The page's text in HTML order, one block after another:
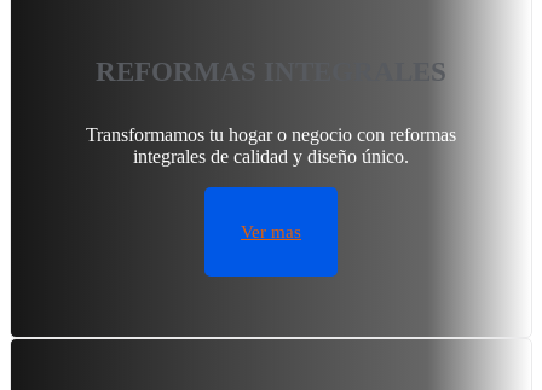
REFORMAS INTEGRALES
Transformamos tu hogar o negocio con reformas
integrales de calidad y diseño único.
Ver mas